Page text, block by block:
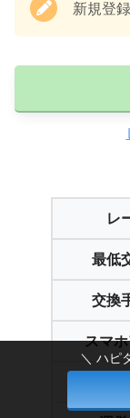
新規登
レ
最低
交換
スマ
お買い
＼ ハピ